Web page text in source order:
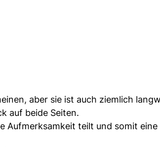
aber sie ist auch ziemlich
auf beide Seiten.
Aufmerksamkeit teilt und somit eine